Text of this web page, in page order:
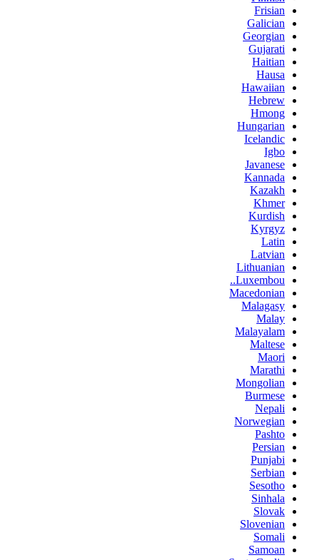
Frisian
Galician
Georgian
Gujarati
Haitian
Hausa
Hawaiian
Hebrew
Hmong
Hungarian
Icelandic
Igbo
Javanese
Kannada
Kazakh
Khmer
Kurdish
Kyrgyz
Latin
Latvian
Lithuanian
Luxembou..
Macedonian
Malagasy
Malay
Malayalam
Maltese
Maori
Marathi
Mongolian
Burmese
Nepali
Norwegian
Pashto
Persian
Punjabi
Serbian
Sesotho
Sinhala
Slovak
Slovenian
Somali
Samoan